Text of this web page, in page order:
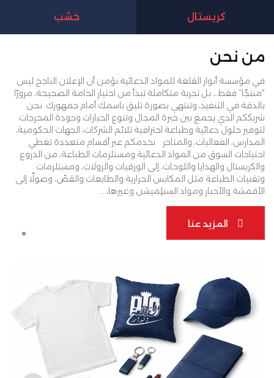
خشب كريستال
من نحن
في مؤسسة أنوار القلعة للمواد الدعائية نؤمن أن الإعلان الناجح ليس
“منتجًا” فقط… بل تجربة متكاملة تبدأ من اختيار الخامة الصحيحة، مرورًا
بالدقة في التنفيذ، وتنتهي بصورة تليق باسمك أمام جمهورك. نحن
شريككم الذي يجمع بين خبرة المجال وتنوع الخيارات وجودة المخرجات
لتوفير حلول دعائية وطباعة احترافية تلائم الشركات، الجهات الحكومية،
المدارس، الفعاليات، والمتاجر.
نخدمكم عبر أقسام متعددة تغطي
احتياجات السوق من المواد الدعائية ومستلزمات الطباعة، من الدروع
والكريستال والهدايا واللوحات، إلى الورقيات والرولات، ومستلزمات
وتقنيات الطباعة مثل المكابس الحرارية والطابعات والقصّ، وصولًا إلى
الأقمشة والأحبار ومواد السبلِميشن وغيرها، ...
المزيد عنا
المزيد عنا